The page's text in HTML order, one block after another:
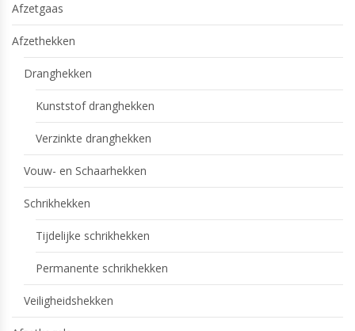
Afzetgaas
Afzethekken
Dranghekken
Kunststof dranghekken
Verzinkte dranghekken
Vouw- en Schaarhekken
Schrikhekken
Tijdelijke schrikhekken
Permanente schrikhekken
Veiligheidshekken